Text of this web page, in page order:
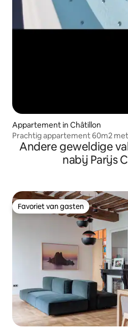
Appartement in Châtillon
Prachtig appartement 60m2
Andere geweldige
nabij Parijs
Favoriet van gasten
Favoriet van gasten